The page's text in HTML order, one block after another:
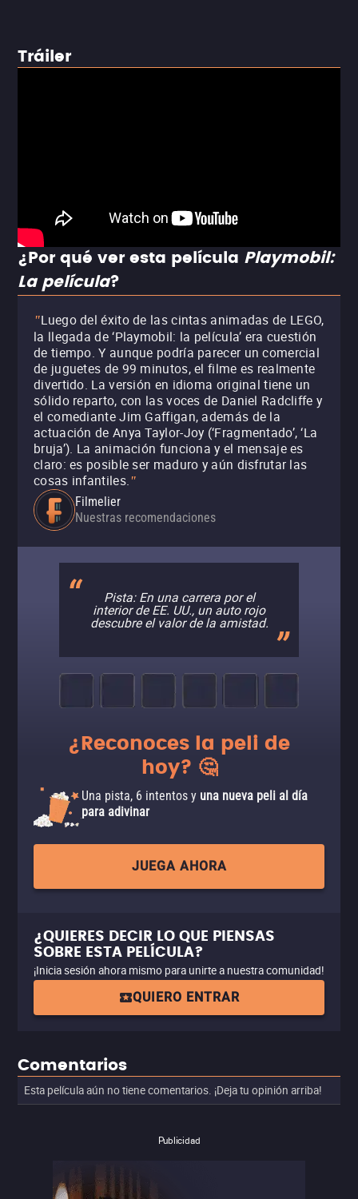
Tráiler
¿Por qué ver esta película Playmobil:
La película?
"Luego del éxito de las cintas animadas de LEGO,
la llegada de ‘Playmobil: la película’ era cuestión
de tiempo. Y aunque podría parecer un comercial
de juguetes de 99 minutos, el filme es realmente
divertido. La versión en idioma original tiene un
sólido reparto, con las voces de Daniel Radcliffe y
el comediante Jim Gaffigan, además de la
actuación de Anya Taylor-Joy (‘Fragmentado’, ‘La
bruja’). La animación funciona y el mensaje es
claro: es posible ser maduro y aún disfrutar las
cosas infantiles."
Filmelier
Nuestras recomendaciones
Pista: En una carrera por el
interior de EE. UU., un auto rojo
descubre el valor de la amistad.
¿Reconoces la peli de
hoy? 🤔
Una pista, 6 intentos y una nueva peli al día
para adivinar
JUEGA AHORA
¿QUIERES DECIR LO QUE PIENSAS
SOBRE ESTA PELÍCULA?
¡Inicia sesión ahora mismo para unirte a nuestra comunidad!
QUIERO ENTRAR
Comentarios
Esta película aún no tiene comentarios. ¡Deja tu opinión arriba!
Publicidad